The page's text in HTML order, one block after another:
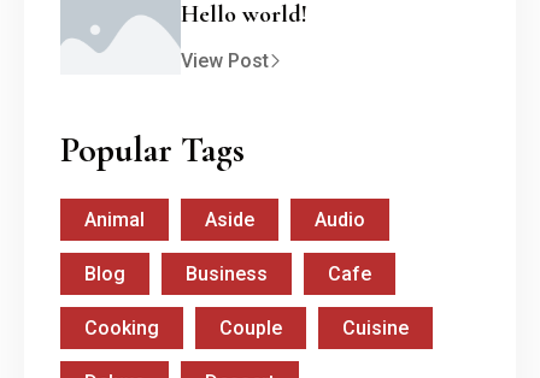
Hello world!
View Post
Popular Tags
Animal Aside Audio
Blog Business Cafe
Cooking Couple Cuisine